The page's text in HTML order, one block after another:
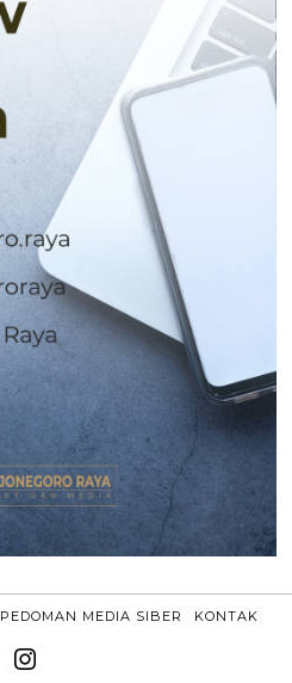
PEDOMAN MEDIA SIBER KONTAK